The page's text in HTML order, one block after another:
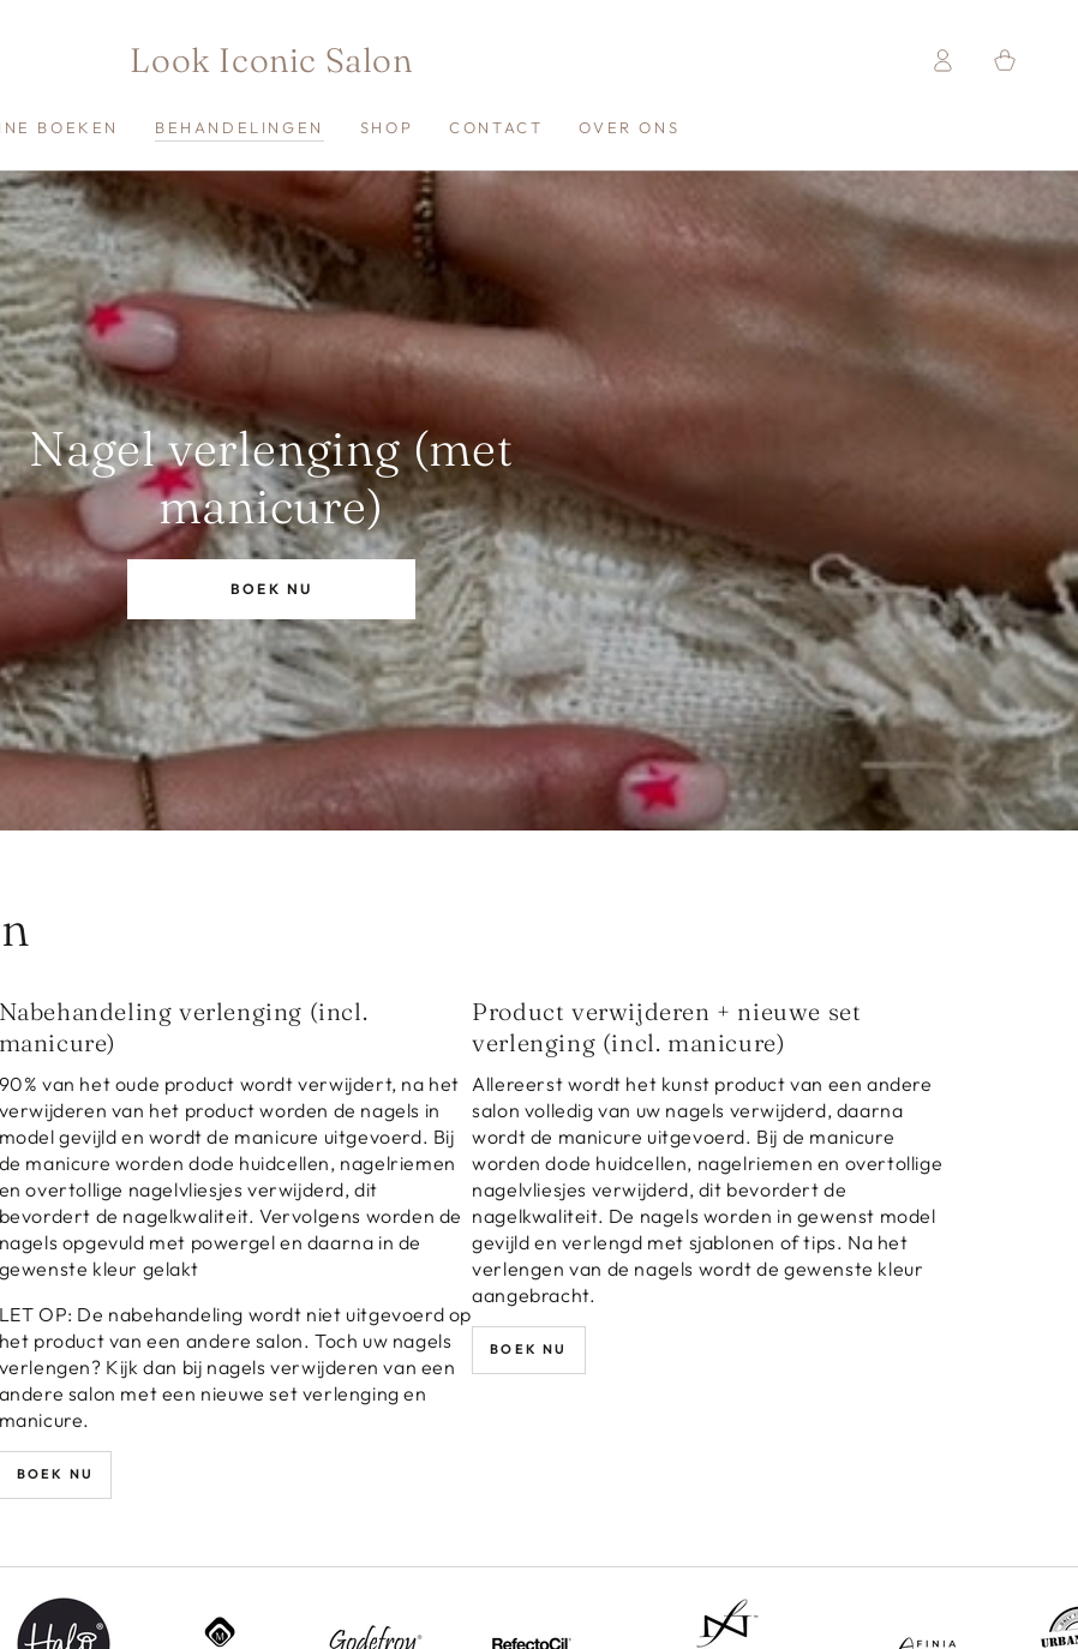
Look Iconic Salon
BOEKEN BEHANDELINGEN SHOP CONTACT OVER ONS
LogWinkelwagen
Nagel verlenging (met
manicure)
BOEK NU
Nabehandeling verlenging (incl.
manicure)
90% van het oude product wordt verwijdert, na het
verwijderen van het product worden de nagels in
model gevijld en wordt de manicure uitgevoerd. Bij
de manicure worden dode huidcellen, nagelriemen
en overtollige nagelvliesjes verwijderd, dit
bevordert de nagelkwaliteit. Vervolgens worden de
nagels opgevuld met powergel en daarna in de
gewenste kleur gelakt
LET OP: De nabehandeling wordt niet uitgevoerd op
het product van een andere salon. Toch uw nagels
verlengen? Kijk dan bij nagels verwijderen van een
andere salon met een nieuwe set verlenging en
manicure.
BOEK NU
Product verwijderen + nieuwe set
verlenging (incl. manicure)
Allereerst wordt het kunst product van een andere
salon volledig van uw nagels verwijderd, daarna
wordt de manicure uitgevoerd. Bij de manicure
worden dode huidcellen, nagelriemen en overtollige
nagelvliesjes verwijderd, dit bevordert de
nagelkwaliteit. De nagels worden in gewenst model
gevijld en verlengd met sjablonen of tips. Na het
verlengen van de nagels wordt de gewenste kleur
aangebracht.
BOEK NU